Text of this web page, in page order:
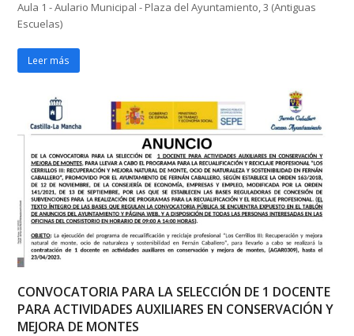
Aula 1 - Aulario Municipal - Plaza del Ayuntamiento, 3 (Antiguas
Escuelas)
Leer más
CONVOCATORIA PARA LA SELECCIÓN DE 1 DOCENTE
PARA ACTIVIDADES AUXILIARES EN CONSERVACIÓN Y
MEJORA DE MONTES